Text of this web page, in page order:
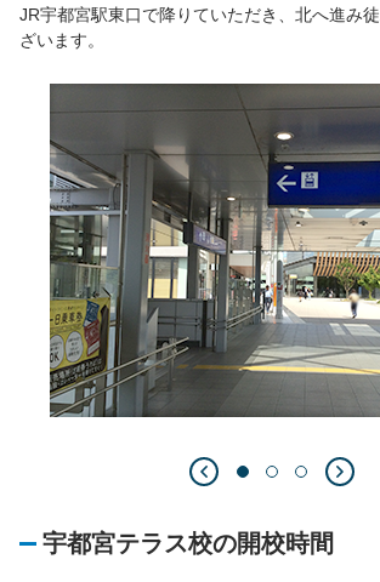
JR宇都宮駅東口で降りていただき、北へ進み
ざいます。
宇都宮テラス校の開校時間